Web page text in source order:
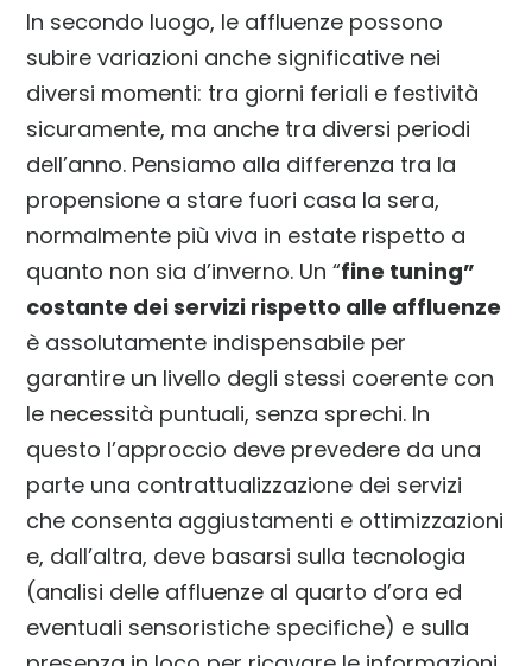
In secondo luogo, le affluenze possono
subire variazioni anche significative nei
diversi momenti: tra giorni feriali e festività
sicuramente, ma anche tra diversi periodi
dell’anno. Pensiamo alla differenza tra la
propensione a stare fuori casa la sera,
normalmente più viva in estate rispetto a
quanto non sia d’inverno. Un “fine tuning”
costante dei servizi rispetto alle affluenze
è assolutamente indispensabile per
garantire un livello degli stessi coerente con
le necessità puntuali, senza sprechi. In
questo l’approccio deve prevedere da una
parte una contrattualizzazione dei servizi
che consenta aggiustamenti e ottimizzazioni
e, dall’altra, deve basarsi sulla tecnologia
(analisi delle affluenze al quarto d’ora ed
eventuali sensoristiche specifiche) e sulla